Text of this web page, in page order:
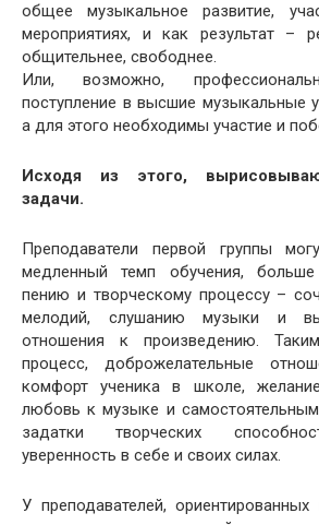
общее музыкальное развитие,
мероприятиях, и как результат –
общительнее, свободнее.
Или, возможно,
поступление в высшие музыкальные
а для этого необходимы участие и
Исходя из этого,
задачи.
Преподаватели первой группы
медленный темп обучения,
пению и творческому процессу –
мелодий, слушанию музыки и
отношения к произведению.
процесс, доброжелательные
комфорт ученика в школе,
любовь к музыке и самостоятельным
задатки творческих
уверенность в себе и своих силах.
У преподавателей, ориентированных